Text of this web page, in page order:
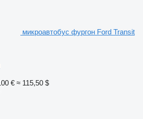
микроавтобус фургон Ford Transit
€ ≈ 115,50 $